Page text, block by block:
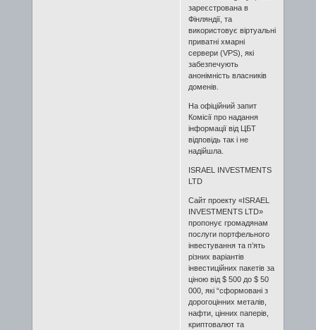
зареєстрована в
Фінляндії, та
використовує віртуальні
приватні хмарні
сервери (VPS), які
забезпечують
анонімність власників
доменів.
На офіційний запит
Комісії про надання
інформації від ЦБТ
відповідь так і не
надійшла.
ISRAEL INVESTMENTS
LTD
Сайт проекту «ISRAEL
INVESTMENTS LTD»
пропонує громадянам
послуги портфельного
інвестування та п’ять
різних варіантів
інвестиційних пакетів за
ціною від $ 500 до $ 50
000, які “сформовані з
дорогоцінних металів,
нафти, цінних паперів,
криптовалют та